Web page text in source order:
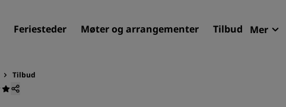
Feriesteder Møter og arrangementer Tilbud Mer
Tilbud